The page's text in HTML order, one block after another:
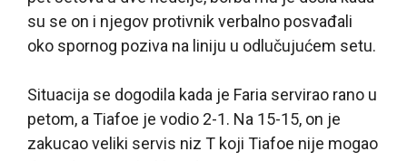
su se on i njegov protivnik verbalno posvađali
oko spornog poziva na liniju u odlučujućem setu.
Situacija se dogodila kada je Faria servirao rano u
petom, a Tiafoe je vodio 2-1. Na 15-15, on je
zakucao veliki servis niz T koji Tiafoe nije mogao